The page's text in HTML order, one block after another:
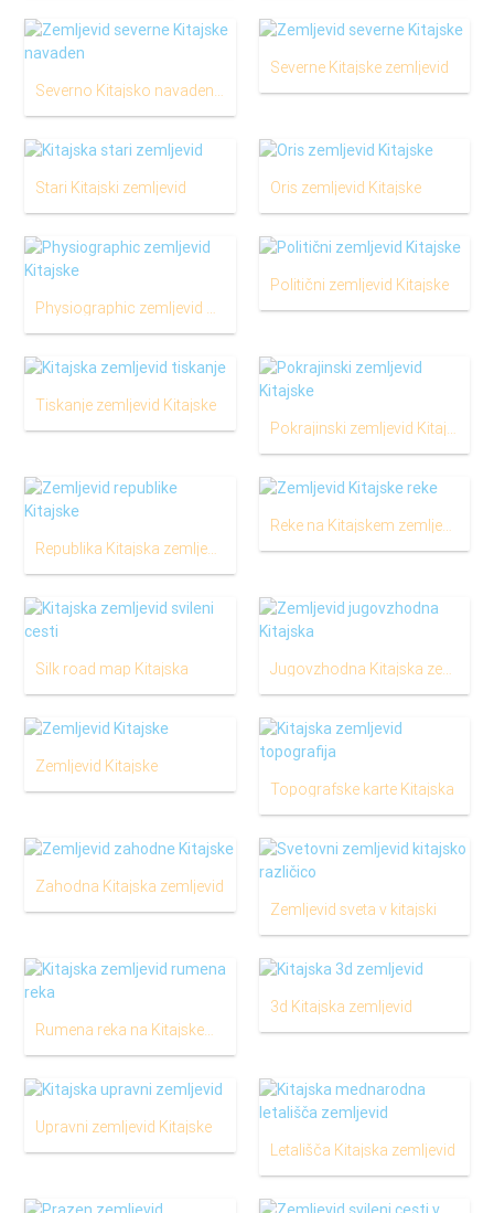
Severno Kitajsko navaden zemljevid
Severne Kitajske zemljevid
Stari Kitajski zemljevid Oris zemljevid Kitajske
Physiographic zemljevid Kitajske
Politični zemljevid Kitajske
Tiskanje zemljevid Kitajske
Pokrajinski zemljevid Kitajske
Republika Kitajska zemljevid
Reke na Kitajskem zemljevid
Silk road map Kitajska Jugovzhodna Kitajska zemljevid
Zemljevid Kitajske
Topografske karte Kitajska
Zahodna Kitajska zemljevid
Zemljevid sveta v kitajski
Rumena reka na Kitajskem zemljevid
3d Kitajska zemljevid
Upravni zemljevid Kitajske
Letališča Kitajska zemljevid